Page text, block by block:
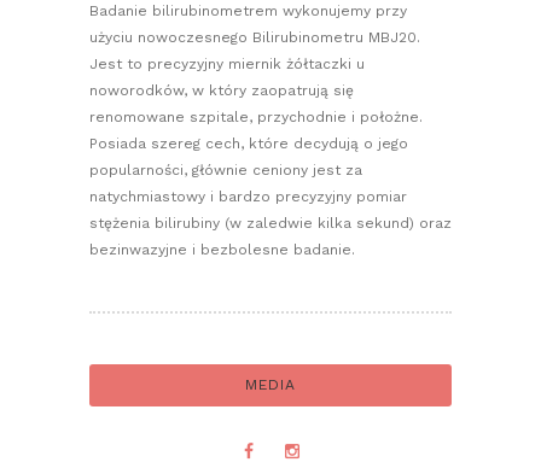
Badanie bilirubinometrem wykonujemy przy
użyciu nowoczesnego Bilirubinometru MBJ20.
Jest to precyzyjny miernik żółtaczki u
noworodków, w który zaopatrują się
renomowane szpitale, przychodnie i położne.
Posiada szereg cech, które decydują o jego
popularności, głównie ceniony jest za
natychmiastowy i bardzo precyzyjny pomiar
stężenia bilirubiny (w zaledwie kilka sekund) oraz
bezinwazyjne i bezbolesne badanie.
MEDIA